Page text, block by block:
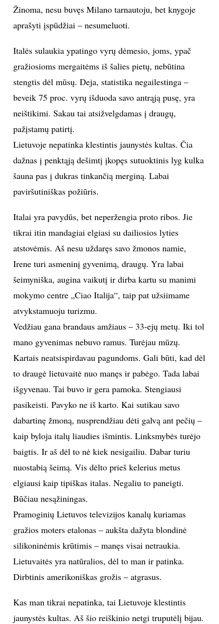
Žinoma, nesu buvęs Milano tarnautoju, bet knygoje
aprašyti įspūdžiai – nesumeluoti.
Italės sulaukia ypatingo vyrų dėmesio, joms, ypač
gražiosioms mergaitėms iš šalies pietų, nebūtina
stengtis dėl mūsų. Deja, statistika negailestinga –
beveik 75 proc. vyrų išduoda savo antrąją pusę, yra
neištikimi. Sakau tai atsižvelgdamas į draugų,
pažįstamų patirtį.
Lietuvoje nepatinka klestintis jaunystės kultas. Čia
dažnas į penktąją dešimtį įkopęs sutuoktinis lyg kulka
šauna pas į dukras tinkančią merginą. Labai
paviršutiniškas požiūris.
Italai yra pavydūs, bet neperžengia proto ribos. Jie
tikrai itin mandagiai elgiasi su dailiosios lyties
atstovėmis. Aš nesu uždaręs savo žmonos namie,
Irene turi asmeninį gyvenimą, draugų. Yra labai
šeimyniška, augina vaikutį ir dirba kartu su manimi
mokymo centre „Ciao Italija“, taip pat užsiimame
atvykstamuoju turizmu.
Vedžiau gana brandaus amžiaus – 33-ejų metų. Iki tol
mano gyvenimas nebuvo ramus. Turėjau mūzų.
Kartais neatsispirdavau pagundoms. Gali būti, kad dėl
to draugė lietuvaitė nuo manęs ir pabėgo. Tada labai
išgyvenau. Tai buvo ir gera pamoka. Stengiausi
pasikeisti. Pavyko ne iš karto. Kai sutikau savo
dabartinę žmoną, nusprendžiau dėti galvą ant pečių –
kaip byloja italų liaudies išmintis. Linksmybės turėjo
baigtis. Ir aš dėl to nė kiek nesigailiu. Dabar turiu
nuostabią šeimą. Vis dėlto prieš kelerius metus
elgiausi kaip tipiškas italas. Negaliu to paneigti.
Būčiau nesąžiningas.
Pramoginių Lietuvos televizijos kanalų kuriamas
gražios moters etalonas – aukšta dažyta blondinė
silikoninėmis krūtimis – manęs visai netraukia.
Lietuvaitės yra natūralios, dėl to man ir patinka.
Dirbtinis amerikoniškas grožis – atgrasus.
Kas man tikrai nepatinka, tai Lietuvoje klestintis
jaunystės kultas. Aš šio reiškinio netgi truputėlį bijau.